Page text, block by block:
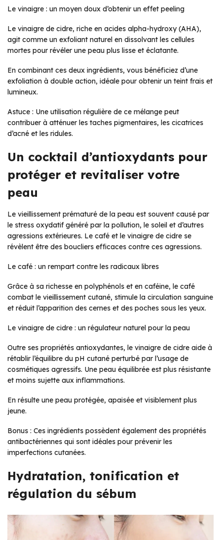
Le vinaigre : un moyen doux d’obtenir un effet peeling
Le vinaigre de cidre, riche en acides alpha-hydroxy (AHA),
agit comme un exfoliant naturel en dissolvant les cellules
mortes pour révéler une peau plus lisse et éclatante.
En combinant ces deux ingrédients, vous bénéficiez d’une
exfoliation à double action, idéale pour obtenir un teint frais et
lumineux.
Astuce : Une utilisation régulière de ce mélange peut
contribuer à atténuer les taches pigmentaires, les cicatrices
d’acné et les ridules.
Un cocktail d’antioxydants pour
protéger et revitaliser votre
peau
Le vieillissement prématuré de la peau est souvent causé par
le stress oxydatif généré par la pollution, le soleil et d’autres
agressions extérieures. Le café et le vinaigre de cidre se
révèlent être des boucliers efficaces contre ces agressions.
Le café : un rempart contre les radicaux libres
Grâce à sa richesse en polyphénols et en caféine, le café
combat le vieillissement cutané, stimule la circulation sanguine
et réduit l’apparition des cernes et des poches sous les yeux.
Le vinaigre de cidre : un régulateur naturel pour la peau
Outre ses propriétés antioxydantes, le vinaigre de cidre aide à
rétablir l’équilibre du pH cutané perturbé par l’usage de
cosmétiques agressifs. Une peau équilibrée est plus résistante
et moins sujette aux inflammations.
En résulte une peau protégée, apaisée et visiblement plus
jeune.
Bonus : Ces ingrédients possèdent également des propriétés
antibactériennes qui sont idéales pour prévenir les
imperfections cutanées.
Hydratation, tonification et
régulation du sébum